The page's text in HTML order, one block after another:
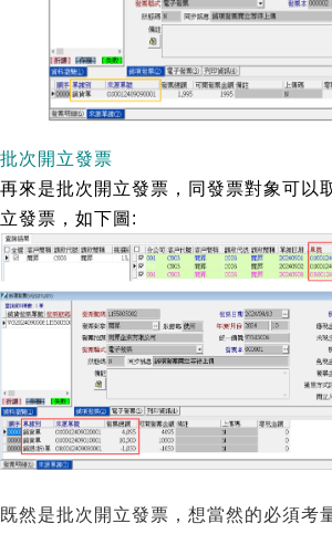
批次開立發票
再來是批次開立發票，同發票對象可以
立發票，如下圖:
既然是批次開立發票，想當然的必須考